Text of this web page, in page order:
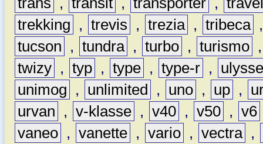
trekking
, trevis , trezia , tribeca
tucson
, tundra , turbo , turismo
twizy , typ , type , type-r ,
unimog
, unlimited , uno , up ,
urvan
, v-klasse , v40 , v50 , v6
vaneo , vanette , vario , vectra ,